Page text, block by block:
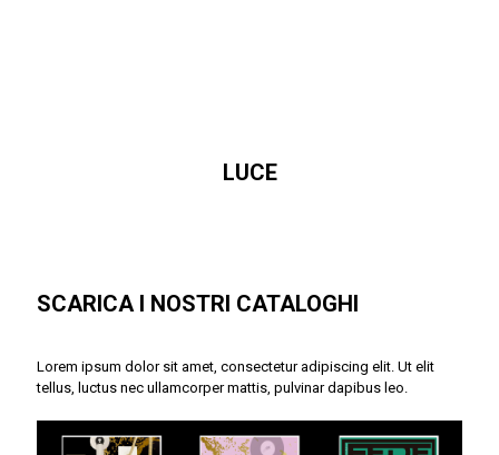
LUCE
SCARICA I NOSTRI CATALOGHI
Lorem ipsum dolor sit amet, consectetur adipiscing elit. Ut elit
tellus, luctus nec ullamcorper mattis, pulvinar dapibus leo.